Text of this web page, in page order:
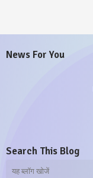
News For You
Search This Blog